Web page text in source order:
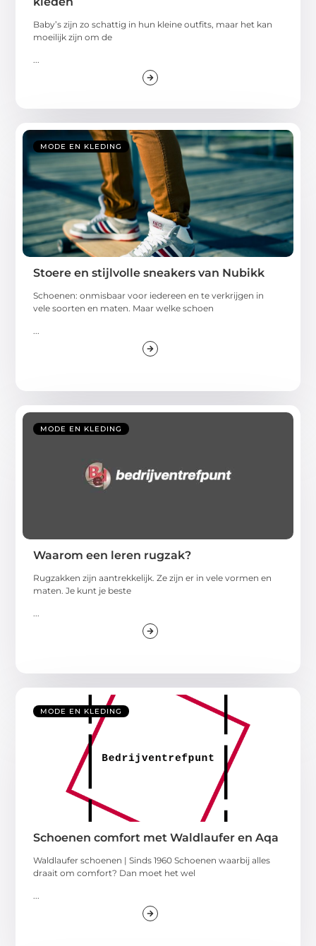
Baby’s zijn zo schattig in hun kleine outfits, maar het kan
moeilijk zijn om de
...
MODE EN KLEDING
Stoere en stijlvolle sneakers van Nubikk
Schoenen: onmisbaar voor iedereen en te verkrijgen in
vele soorten en maten. Maar welke schoen
...
MODE EN KLEDING
Waarom een leren rugzak?
Rugzakken zijn aantrekkelijk. Ze zijn er in vele vormen en
maten. Je kunt je beste
...
MODE EN KLEDING
Schoenen comfort met Waldlaufer en Aqa
Waldlaufer schoenen | Sinds 1960 Schoenen waarbij alles
draait om comfort? Dan moet het wel
...